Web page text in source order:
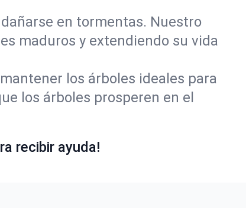
en tormentas. Nuestro
maduros y extendiendo su vida
los árboles ideales para
los árboles prosperen en el
recibir ayuda!